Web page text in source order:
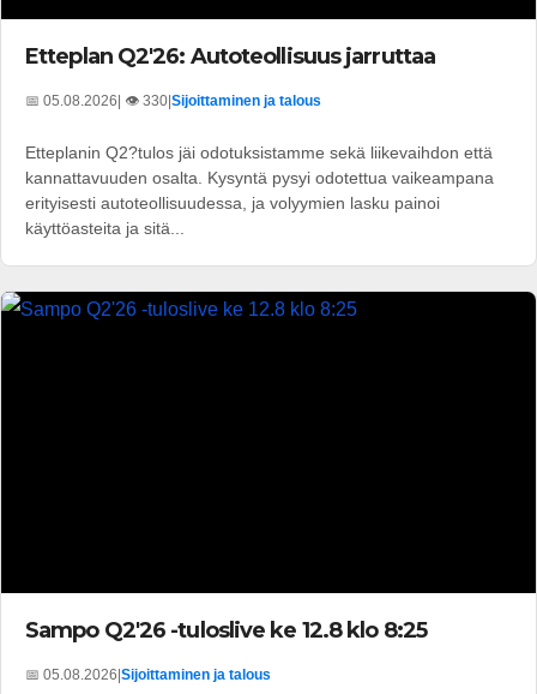
Etteplan Q2'26: Autoteollisuus jarruttaa
📅 05.08.2026 | 👁️ 330 Sijoittaminen ja talous
Etteplanin Q2?tulos jäi odotuksistamme sekä liikevaihdon että
kannattavuuden osalta. Kysyntä pysyi odotettua vaikeampana
erityisesti autoteollisuudessa, ja volyymien lasku painoi
käyttöasteita ja sitä...
Sampo Q2'26 -tuloslive ke 12.8 klo 8:25
📅 05.08.2026 Sijoittaminen ja talous